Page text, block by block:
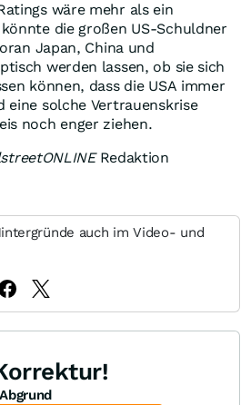
wäre mehr als ein
die großen US-Schuldner
Japan, China und
werden lassen, ob sie sich
können, dass die USA immer
eine solche Vertrauenskrise
noch enger ziehen.
Redaktion
auch im Video- und